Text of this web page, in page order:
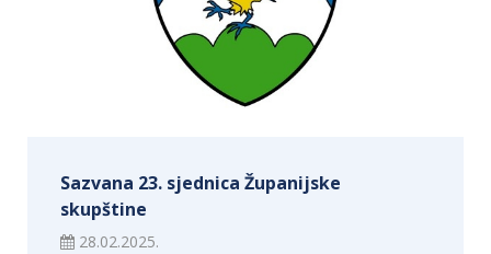
Sazvana 23. sjednica Županijske
skupštine
28.02.2025.